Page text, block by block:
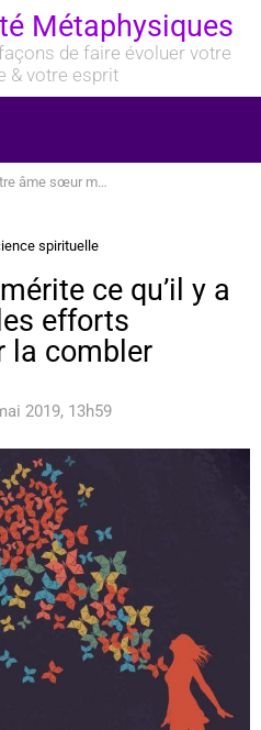
Métaphysiques
de faire évoluer votre
& votre esprit
mérite ce qu’il y a de mieux, faites les efforts nécessaires pour la combler
spirituelle
ce qu’il y a
efforts
la combler
2019, 13h59